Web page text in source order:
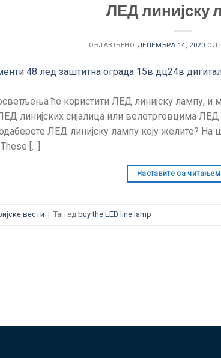
ЛЕД линијску
ОБЈАВЉЕНО ДЕЦЕМБРА 14, 2020 ОД
ће користити ЛЕД линијску лампу,
линијских сијалица или велетрговцима ЛЕД
ЛЕД линијску лампу коју желите? На
These […]
Наставите са читањем
вести | Таггед buy the LED line lamp